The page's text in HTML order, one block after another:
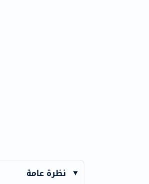
نظرة عامة